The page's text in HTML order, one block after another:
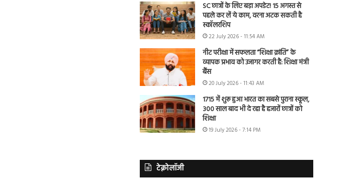
SC छात्रों के लिए बड़ा अपडेट! 15 अगस्त से
पहले कर लें ये काम, वरना अटक सकती है
स्कॉलरशिप
22 July 2026 - 11:54 AM
नीट परीक्षा में सफलता “शिक्षा क्रांति” के
व्यापक प्रभाव को उजागर करती है: शिक्षा मंत्री
बैंस
20 July 2026 - 11:43 AM
1715 में शुरू हुआ भारत का सबसे पुराना स्कूल,
300 साल बाद भी दे रहा है हजारों छात्रों को
शिक्षा
19 July 2026 - 7:14 PM
टेक्नोलॉजी